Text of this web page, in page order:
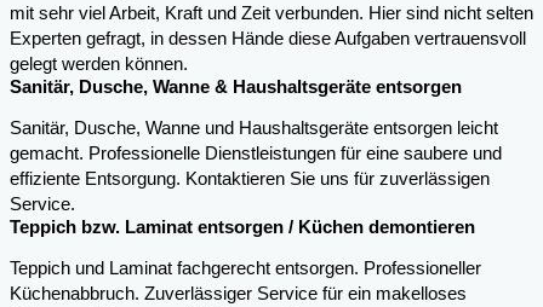
mit sehr viel Arbeit, Kraft und Zeit verbunden. Hier sind nicht selten
Experten gefragt, in dessen Hände diese Aufgaben vertrauensvoll
gelegt werden können.
Sanitär, Dusche, Wanne & Haushaltsgeräte entsorgen
Sanitär, Dusche, Wanne und Haushaltsgeräte entsorgen leicht
gemacht. Professionelle Dienstleistungen für eine saubere und
effiziente Entsorgung. Kontaktieren Sie uns für zuverlässigen
Service.
Teppich bzw. Laminat entsorgen / Küchen demontieren
Teppich und Laminat fachgerecht entsorgen. Professioneller
Küchenabbruch. Zuverlässiger Service für ein makelloses